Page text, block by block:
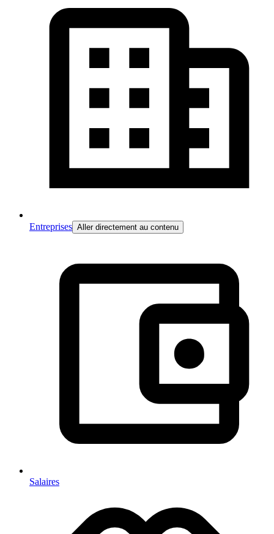
Entreprises Aller directement au contenu
Salaires